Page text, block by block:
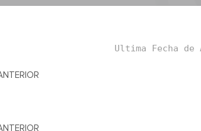
Ultima Fecha